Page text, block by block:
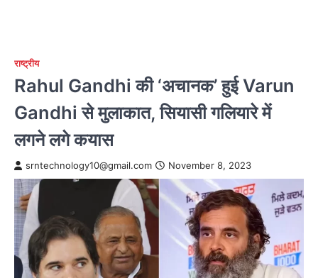
राष्ट्रीय
Rahul Gandhi की ‘अचानक’ हुई Varun
Gandhi से मुलाकात, सियासी गलियारे में
लगने लगे कयास
srntechnology10@gmail.com November 8, 2023